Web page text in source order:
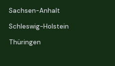
Sachsen-Anhalt
Schleswig-Holstein
Thüringen